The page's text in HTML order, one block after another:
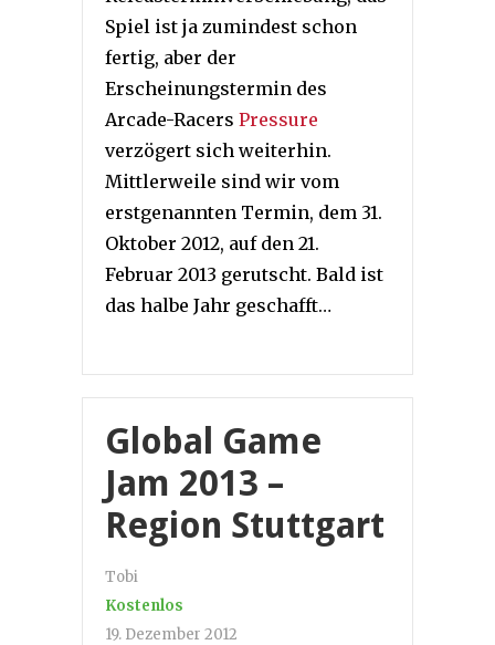
Spiel ist ja zumindest schon
fertig, aber der
Erscheinungstermin des
Arcade-Racers Pressure
verzögert sich weiterhin.
Mittlerweile sind wir vom
erstgenannten Termin, dem 31.
Oktober 2012, auf den 21.
Februar 2013 gerutscht. Bald ist
das halbe Jahr geschafft…
Global Game
Jam 2013 –
Region Stuttgart
Tobi
Kostenlos
19. Dezember 2012